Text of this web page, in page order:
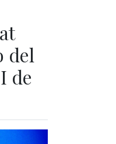
del
de